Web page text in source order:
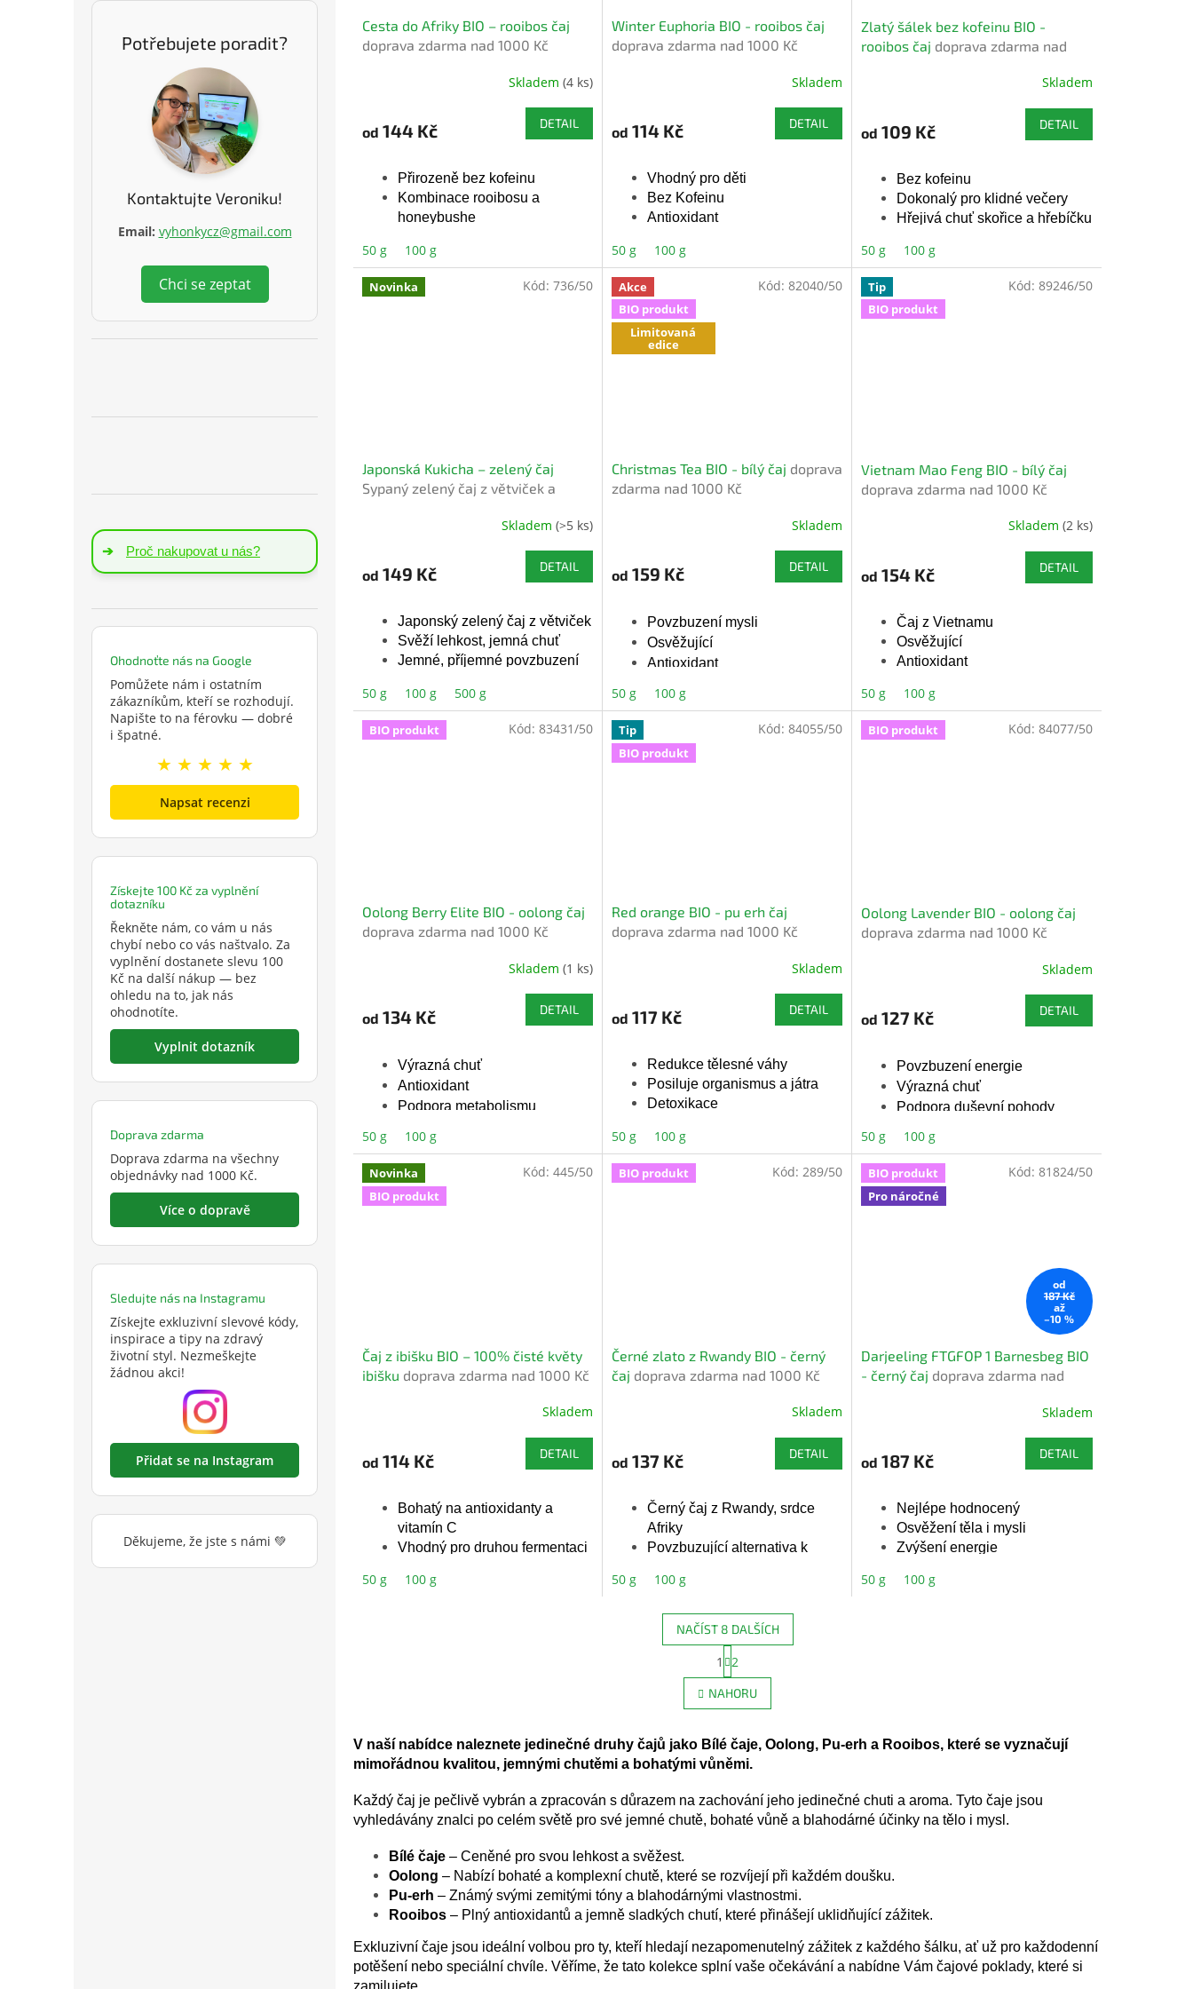
Potřebujete poradit?
Kontaktujte Veroniku!
Email: vyhonkycz@gmail.com
Chci se zeptat
➔ Proč nakupovat u nás?
Ohodnoťte nás na Google
Pomůžete nám i ostatním
zákazníkům, kteří se rozhodují.
Napište to na férovku — dobré
i špatné.
★ ★ ★ ★ ★
Napsat recenzi
Získejte 100 Kč za vyplnění
dotazníku
Řekněte nám, co vám u nás
chybí nebo co vás naštvalo. Za
vyplnění dostanete slevu 100
Kč na další nákup — bez
ohledu na to, jak nás
ohodnotíte.
Vyplnit dotazník
Doprava zdarma
Doprava zdarma na všechny
objednávky nad 1000 Kč.
Více o dopravě
Sledujte nás na Instagramu
Získejte exkluzivní slevové kódy,
inspirace a tipy na zdravý
životní styl. Nezmeškejte
žádnou akci!
Přidat se na Instagram
Děkujeme, že jste s námi 💚
Cesta do Afriky BIO – rooibos čaj
doprava zdarma nad 1000 Kč
je
hvězdiček.
Skladem (4 ks)
od 144 Kč DETAIL
Přirozeně bez kofeinu
Kombinace rooibosu a
honeybushe
chuti
50 g 100 g
Winter Euphoria BIO - rooibos čaj
doprava zdarma nad 1000 Kč
je
hvězdiček.
Skladem
od 114 Kč DETAIL
Vhodný pro děti
Bez Kofeinu
Antioxidant
Bio certifikované
Přírodní aroma
50 g 100 g
Zlatý šálek bez kofeinu BIO -
rooibos čaj doprava zdarma nad
Skladem
od 109 Kč DETAIL
Bez kofeinu
Dokonalý pro klidné večery
Hřejivá chuť skořice a hřebíčku
Bio certifikované
50 g 100 g
Novinka
Japonská Kukicha – zelený čaj
Sypaný zelený čaj z větviček a
Skladem (>5 ks)
od 149 Kč DETAIL
Japonský zelený čaj z větviček
Svěží lehkost, jemná chuť
Jemné, příjemné povzbuzení
Bez přidaného aroma
50 g 100 g 500 g
Kód: 736/50
Akce
BIO produkt
Limitovaná
edice
Christmas Tea BIO - bílý čaj doprava
zdarma nad 1000 Kč
je
hvězdiček.
Skladem
od 159 Kč DETAIL
Povzbuzení mysli
Osvěžující
Antioxidant
Bio certifikované
50 g 100 g
Kód: 82040/50
Tip
BIO produkt
Vietnam Mao Feng BIO - bílý čaj
doprava zdarma nad 1000 Kč
je
hvězdiček.
Skladem (2 ks)
od 154 Kč DETAIL
Čaj z Vietnamu
Osvěžující
Antioxidant
Bio certifikované
50 g 100 g
Kód: 89246/50
BIO produkt
Oolong Berry Elite BIO - oolong čaj
doprava zdarma nad 1000 Kč
Skladem (1 ks)
od 134 Kč DETAIL
Výrazná chuť
Antioxidant
Podpora metabolismu
Bio certifikované
50 g 100 g
Kód: 83431/50
Tip
BIO produkt
Red orange BIO - pu erh čaj
doprava zdarma nad 1000 Kč
je
hvězdiček.
Skladem
od 117 Kč DETAIL
Redukce tělesné váhy
Posiluje organismus a játra
Detoxikace
Bio certifikované
50 g 100 g
Kód: 84055/50 BIO produkt
Oolong Lavender BIO - oolong čaj
doprava zdarma nad 1000 Kč
Skladem
od 127 Kč DETAIL
Povzbuzení energie
Výrazná chuť
Podpora duševní pohody
Bio certifikované
50 g 100 g
Kód: 84077/50
Novinka
BIO produkt
Čaj z ibišku BIO – 100% čisté květy
ibišku doprava zdarma nad 1000 Kč
je
hvězdiček.
Skladem
od 114 Kč DETAIL
Bohatý na antioxidanty a
vitamín C
Vhodný pro druhou fermentaci
Ne-Bio varianta
50 g 100 g
Kód: 445/50 BIO produkt
Černé zlato z Rwandy BIO - černý
čaj doprava zdarma nad 1000 Kč
je
hvězdiček.
Skladem
od 137 Kč DETAIL
Černý čaj z Rwandy, srdce
Afriky
Povzbuzující alternativa k
Intenzivní chuť ideální s
Bio certifikované
Bez přidaného aroma
50 g 100 g
Kód: 289/50
BIO produkt
Pro náročné
od
187 Kč
až
–10 %
Darjeeling FTGFOP 1 Barnesbeg BIO
- černý čaj doprava zdarma nad
je
hvězdiček.
Skladem
od 187 Kč DETAIL
Nejlépe hodnocený
Osvěžení těla i mysli
Zvýšení energie
50 g 100 g
Kód: 81824/50
O
v
l
d
a
c
p
r
y
v
ý
p
s
u
NAČÍST 8 DALŠÍCH
t
r
á
n
o
v
á
í
1 2
NAHORU
V naší nabídce naleznete jedinečné druhy čajů jako Bílé čaje, Oolong, Pu-erh a Rooibos, které se vyznačují
mimořádnou kvalitou, jemnými chutěmi a bohatými vůněmi.
Každý čaj je pečlivě vybrán a zpracován s důrazem na zachování jeho jedinečné chuti a aroma. Tyto čaje jsou
vyhledávány znalci po celém světě pro své jemné chutě, bohaté vůně a blahodárné účinky na tělo i mysl.
Bílé čaje – Ceněné pro svou lehkost a svěžest.
Oolong – Nabízí bohaté a komplexní chutě, které se rozvíjejí při každém doušku.
Pu-erh – Známý svými zemitými tóny a blahodárnými vlastnostmi.
Rooibos – Plný antioxidantů a jemně sladkých chutí, které přinášejí uklidňující zážitek.
Exkluzivní čaje jsou ideální volbou pro ty, kteří hledají nezapomenutelný zážitek z každého šálku, ať už pro každodenní
potěšení nebo speciální chvíle. Věříme, že tato kolekce splní vaše očekávání a nabídne Vám čajové poklady, které si